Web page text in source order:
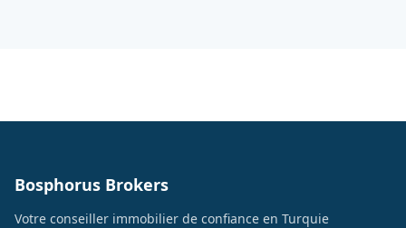
Bosphorus Brokers
Votre conseiller immobilier de confiance en Turquie